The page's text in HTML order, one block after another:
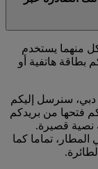
منهما يستخدم
بطاقة هاتفية أو
دبي، سنرسل إليكم
فتحها من بريدكم
نصية قصيرة.
تماما كما